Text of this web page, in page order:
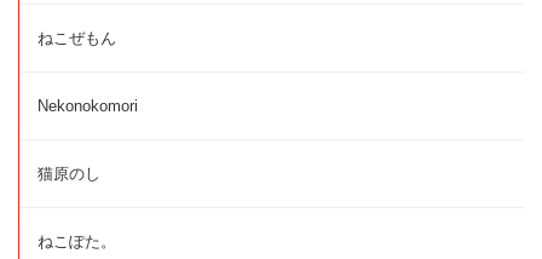
ねこぜもん
Nekonokomori
猫原のし
ねこぽた。